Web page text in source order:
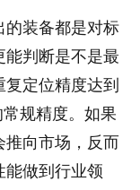
装备都是对标
能判断是不是最
定位精度达到
规精度。如果
推向市场，反而
能做到行业领